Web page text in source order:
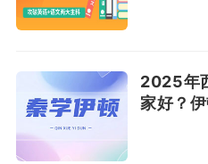
2025年
家好？